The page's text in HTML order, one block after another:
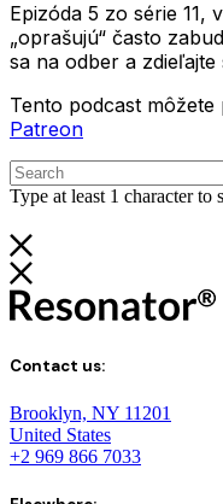
Epizóda 5 zo série 11,
„oprašujú“ často
sa na odber a zdieľajte
Tento podcast môžete
Patreon
Type at least 1 character to
Contact us:
Brooklyn, NY 11201
United States
+2 969 866 7033